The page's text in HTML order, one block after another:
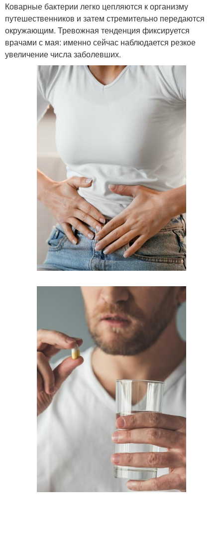
Коварные бактерии легко цепляются к организму
путешественников и затем стремительно передаются
окружающим. Тревожная тенденция фиксируется
врачами с мая: именно сейчас наблюдается резкое
увеличение числа заболевших.